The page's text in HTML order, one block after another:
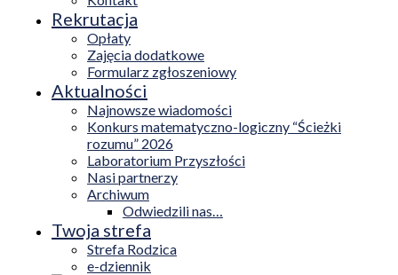
Rekrutacja
Opłaty
Zajęcia dodatkowe
Formularz zgłoszeniowy
Aktualności
Najnowsze wiadomości
Konkurs matematyczno-logiczny “Ścieżki
rozumu” 2026
Laboratorium Przyszłości
Nasi partnerzy
Archiwum
Odwiedzili nas…
Twoja strefa
Strefa Rodzica
e-dziennik